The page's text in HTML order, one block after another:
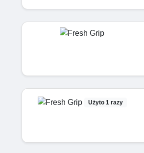
Użyto 1 razy